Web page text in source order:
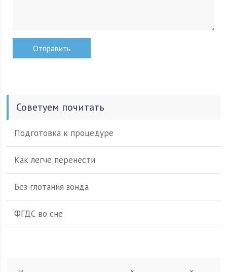
Советуем почитать
Подготовка к процедуре
Как легче перенести
Без глотания зонда
ФГДС во сне